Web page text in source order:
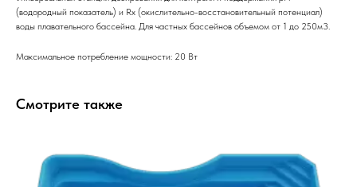
(водородный показатель) и Rx (окислительно-восстановительный потенциал)
воды плавательного бассейна. Для частных бассейнов объемом от 1 до 250м3.
Максимальное потребление мощности: 20 Вт
Смотрите также